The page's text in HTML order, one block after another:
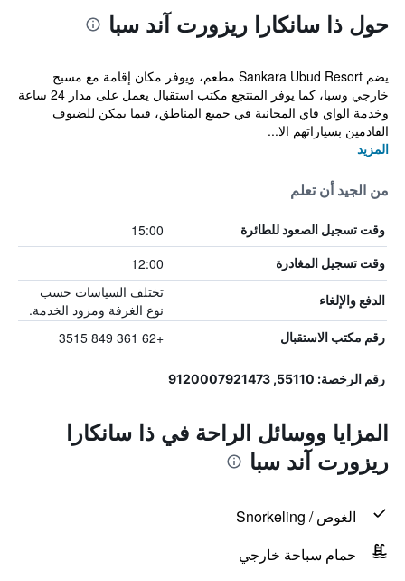
حول ذا سانكارا ريزورت آند سبا
يضم Sankara Ubud Resort مطعم، ويوفر مكان إقامة مع مسبح
خارجي وسبا، كما يوفر المنتجع مكتب استقبال يعمل على مدار 24 ساعة
وخدمة الواي فاي المجانية في جميع المناطق، فيما يمكن للضيوف
القادمين بسياراتهم الا...
المزيد
من الجيد أن تعلم
وقت تسجيل الصعود للطائرة 15:00
وقت تسجيل المغادرة 12:00
الدفع والإلغاء
تختلف السياسات حسب
نوع الغرفة ومزود الخدمة.
رقم مكتب الاستقبال +62 361 849 3515
رقم الرخصة: 55110, 9120007921473
المزايا ووسائل الراحة في ذا سانكارا
ريزورت آند سبا
الغوص / Snorkeling
حمام سباحة خارجي